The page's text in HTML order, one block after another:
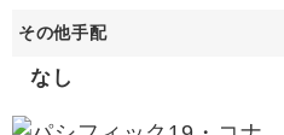
その他手配
なし